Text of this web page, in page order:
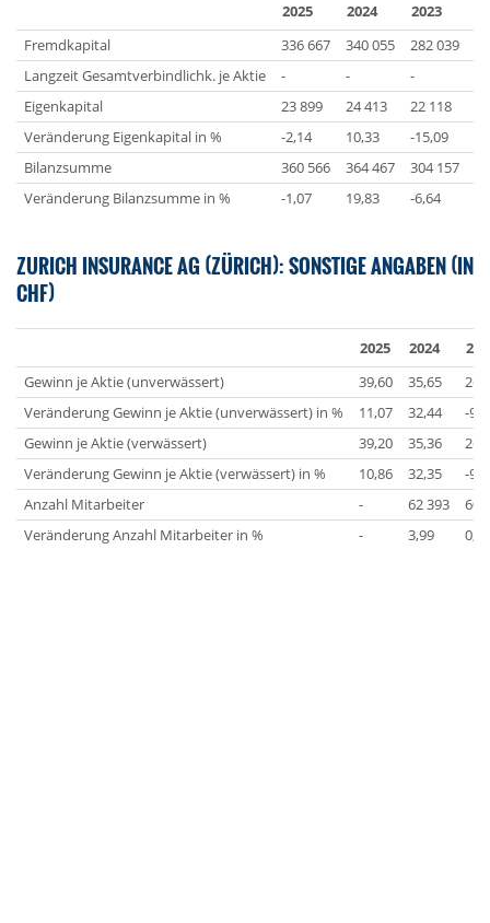
2025 2024 2023
Fremdkapital
336 667 340 055 282 039
Langzeit Gesamtverbindlichk. je Aktie
- - -
Eigenkapital
23 899 24 413 22 118
Veränderung Eigenkapital in %
-2,14 10,33 -15,09
Bilanzsumme
360 566 364 467 304 157
Veränderung Bilanzsumme in %
-1,07 19,83 -6,64
ZURICH INSURANCE AG (ZÜRICH): SONSTIGE ANGABEN (IN
CHF)
2025 2024
Gewinn je Aktie (unverwässert)
39,60 35,65
Veränderung Gewinn je Aktie (unverwässert) in %
11,07 32,44
-
Gewinn je Aktie (verwässert)
39,20 35,36
Veränderung Gewinn je Aktie (verwässert) in %
10,86 32,35
-
Anzahl Mitarbeiter
- 62 393
60
Veränderung Anzahl Mitarbeiter in %
- 3,99 0,00